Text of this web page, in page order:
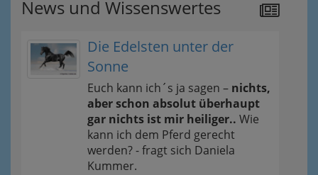
News und Wissenswertes
Die Edelsten unter der
Sonne
Euch kann ich´s ja sagen – nichts,
aber schon absolut überhaupt
gar nichts ist mir heiliger.. Wie
kann ich dem Pferd gerecht
werden? - fragt sich Daniela
Kummer.